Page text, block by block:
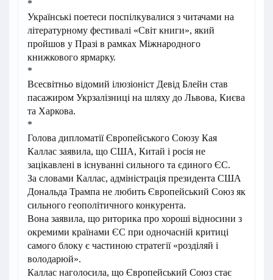
*
Українські поетеси поспілкувалися з читачами на
літературному фестивалі «Світ книги», який
пройшов у Празі в рамках Міжнародного
книжкового ярмарку.
*
Всесвітньо відомий ілюзіоніст Девід Блейн став
пасажиром Укрзалізниці на шляху до Львова, Києва
та Харкова.
*
Голова дипломатії Європейського Союзу Кая
Каллас заявила, що США, Китай і росія не
зацікавлені в існуванні сильного та єдиного ЄС.
За словами Каллас, адміністрація президента США
Дональда Трампа не любить Європейський Союз як
сильного геополітичного конкурента.
Вона заявила, що риторика про хороші відносини з
окремими країнами ЄС при одночасній критиці
самого блоку є частиною стратегії «розділяй і
володарюй».
Каллас наголосила, що Європейський Союз стає